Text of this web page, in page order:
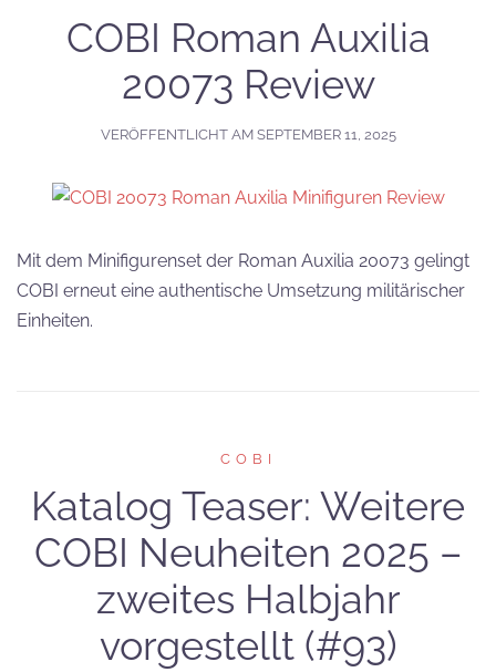
COBI Roman Auxilia
20073 Review
VERÖFFENTLICHT AM SEPTEMBER 11, 2025
Mit dem Minifigurenset der Roman Auxilia 20073 gelingt
COBI erneut eine authentische Umsetzung militärischer
Einheiten.
COBI
Katalog Teaser: Weitere
COBI Neuheiten 2025 –
zweites Halbjahr
vorgestellt (#93)